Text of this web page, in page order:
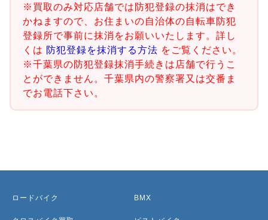
※買取のみ対応店舗では防犯登録の抹消はでき
かねますので、お住まいの自治体の自転車防犯
登録所で事前に抹消をお願いいたします。詳し
くは 防犯登録を抹消する方法 をご覧ください。
※千葉県の防犯登録抹消手続きは店舗で行うこ
とができません。千葉県内の警察署又は交番ま
でお電話下さい。
ロードバイク BMX